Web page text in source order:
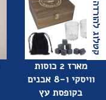
קטלוג להורדה
מארז 2 כוסות
וויסקי ו-8 אבנים
בקופסת עץ